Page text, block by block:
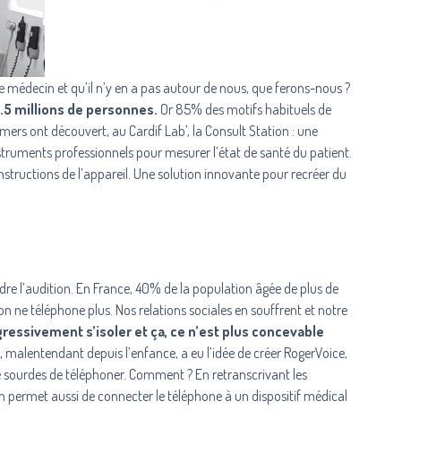
et qu’il n’y en a pas autour de nous, que ferons-nous ?
millions de personnes. Or 85% des motifs habituels de
ont découvert, au Cardif Lab’, la Consult Station : une
professionnels pour mesurer l’état de santé du patient.
de l’appareil. Une solution innovante pour recréer du
l’audition. En France, 40% de la population âgée de plus de
ne téléphone plus. Nos relations sociales en souffrent et notre
s’isoler et ça, ce n’est plus concevable
depuis l’enfance, a eu l’idée de créer RogerVoice,
de téléphoner. Comment ? En retranscrivant les
permet aussi de connecter le téléphone à un dispositif médical